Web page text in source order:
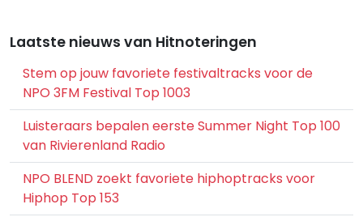
Laatste nieuws van Hitnoteringen
Stem op jouw favoriete festivaltracks voor de
NPO 3FM Festival Top 1003
Luisteraars bepalen eerste Summer Night Top 100
van Rivierenland Radio
NPO BLEND zoekt favoriete hiphoptracks voor
Hiphop Top 153